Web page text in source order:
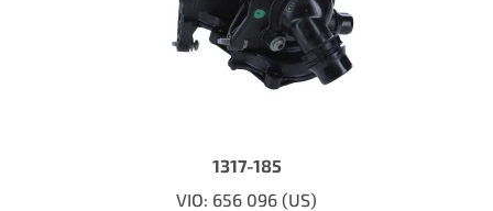
1317-185
VIO: 656 096 (US)